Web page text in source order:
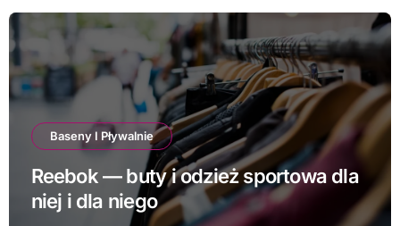
Baseny I Pływalnie
Reebok — buty i odzież sportowa dla
niej i dla niego